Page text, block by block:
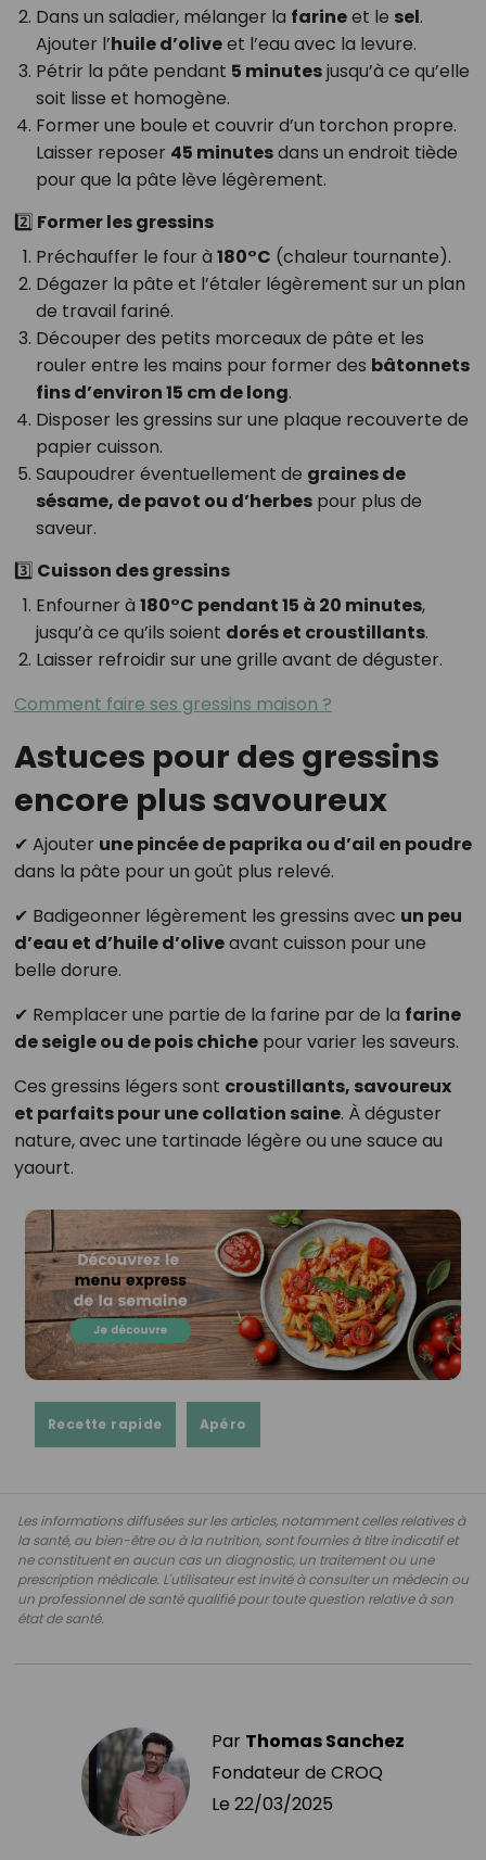
Dans un saladier, mélanger la farineet le sel.
Ajouter l’huile d’oliveet l’eau avec la levure.
Pétrir la pâte pendant 5 minutesjusqu’à ce qu’elle
soit lisse et homogène.
Former une boule et couvrir d’un torchon propre.
Laisser reposer 45 minutesdans un endroit tiède
pour que la pâte lève légèrement.
2️⃣ Former les gressins
Préchauffer le four à 180°C (chaleur tournante).
Dégazer la pâte et l’étaler légèrement sur un plan
de travail fariné.
Découper des petits morceaux de pâte et les
rouler entre les mains pour former des bâtonnets
fins d’environ 15 cm de long.
Disposer les gressins sur une plaque recouverte de
papier cuisson.
Saupoudrer éventuellement de graines de
sésame, de pavot ou d’herbespour plus de
saveur.
3️⃣ Cuisson des gressins
Enfourner à 180°C pendant 15 à 20 minutes,
jusqu’à ce qu’ils soient dorés et croustillants.
Laisser refroidir sur une grille avant de déguster.
Comment faire ses gressins maison ?
Astuces pour des gressins
encore plus savoureux
✔ Ajouter une pincée de paprika ou d’ail en poudre
dans la pâte pour un goût plus relevé.
✔ Badigeonner légèrement les gressins avec un peu
d’eau et d’huile d’oliveavant cuisson pour une
belle dorure.
✔ Remplacer une partie de la farine par de la farine
de seigle ou de pois chichepour varier les saveurs.
Ces gressins légers sont croustillants, savoureux
et parfaits pour une collation saine. À déguster
nature, avec une tartinade légère ou une sauce au
yaourt.
Recette rapide Apéro
Les informations diffusées sur les articles, notamment celles relatives à
la santé, au bien-être ou à la nutrition, sont fournies à titre indicatif et
ne constituent en aucun cas un diagnostic, un traitement ou une
prescription médicale. L'utilisateur est invité à consulter un médecin ou
un professionnel de santé qualifié pour toute question relative à son
état de santé.
Par Thomas Sanchez
Fondateur de CROQ
Le 22/03/2025